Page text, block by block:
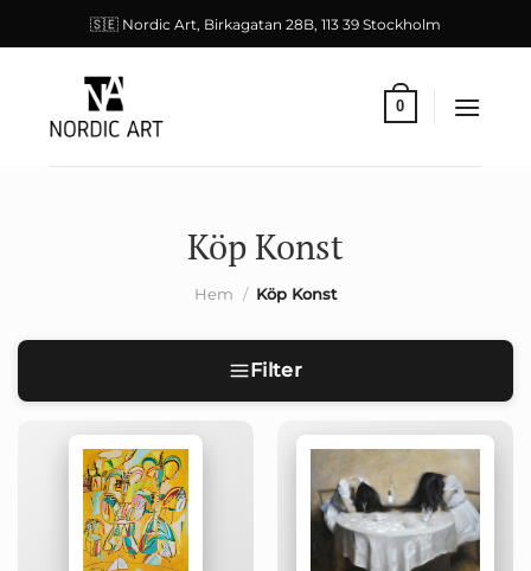
to
🇸🇪 Nordic Art, Birkagatan 28B, 113 39 Stockholm
0
Köp Konst
Hem / Köp Konst
Filter